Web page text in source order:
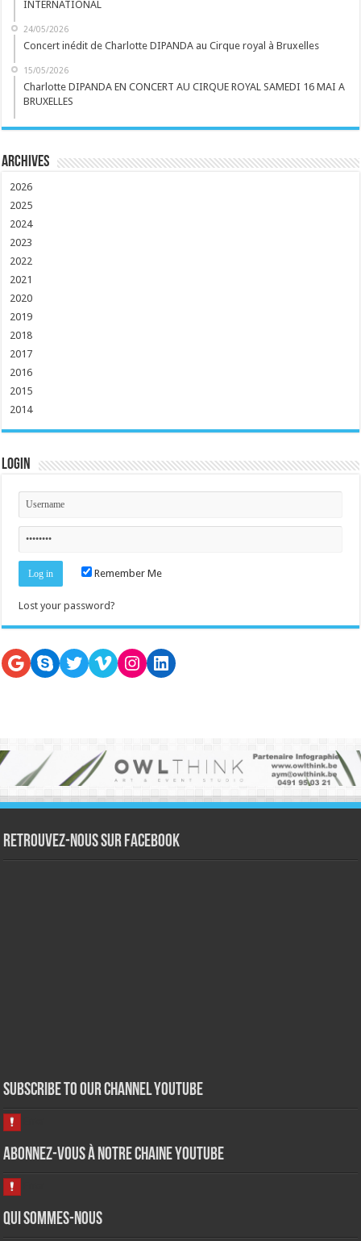
INTERNATIONAL
24/05/2026
Concert inédit de Charlotte DIPANDA au Cirque royal à Bruxelles
15/05/2026
Charlotte DIPANDA EN CONCERT AU CIRQUE ROYAL SAMEDI 16 MAI A
BRUXELLES
Archives
2026
2025
2024
2023
2022
2021
2020
2019
2018
2017
2016
2015
2014
Login
Remember Me
Lost your password?
Google
SkypeTwitter
VimeoInstagram
LinkedIn
Retrouvez-nous sur Facebook
Subscribe to our Channel Youtube
Abonnez-vous à notre chaine Youtube
Qui sommes-nous